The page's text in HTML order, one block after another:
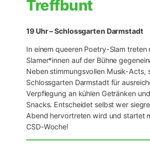
Treffbunt
19 Uhr – Schlossgarten Darmstadt
In einem queeren Poetry-Slam treten
Slamer*innen auf der Bühne
Neben stimmungsvollen Musik-Acts,
Schlossgarten Darmstadt für
Verpflegung an kühlen Getränken
Snacks. Entscheidet selbst wer
Abend hervortreten wird und startet
CSD-Woche!